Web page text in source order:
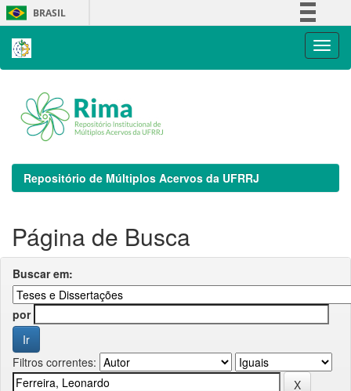
Skip
navigation
BRASIL
Repositório de Múltiplos Acervos da UFRRJ
Página de Busca
Buscar em:
por
Filtros correntes: